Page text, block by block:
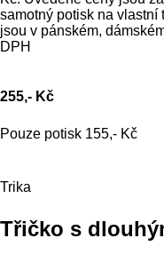
samotný potisk na vlastní
jsou v pánském,
DPH
255,- Kč
Pouze potisk 155,- Kč
Trika
Třičko s